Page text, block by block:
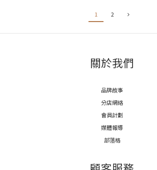
1 2
關於我們
品牌故事
分店網絡
會員計劃
媒體報導
部落格